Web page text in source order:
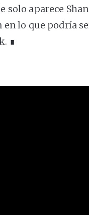
solo aparece
en lo que podría
∎